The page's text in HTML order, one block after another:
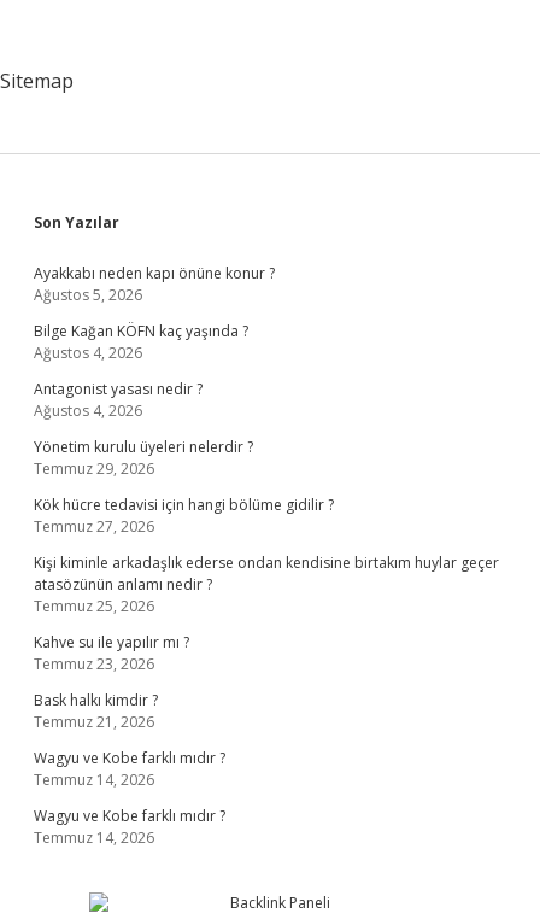
Sitemap
Sidebar
Son Yazılar
Ayakkabı neden kapı önüne konur ?
Ağustos 5, 2026
Bilge Kağan KÖFN kaç yaşında ?
Ağustos 4, 2026
Antagonist yasası nedir ?
Ağustos 4, 2026
Yönetim kurulu üyeleri nelerdir ?
Temmuz 29, 2026
Kök hücre tedavisi için hangi bölüme gidilir ?
Temmuz 27, 2026
Kişi kiminle arkadaşlık ederse ondan kendisine birtakım huylar geçer
atasözünün anlamı nedir ?
Temmuz 25, 2026
Kahve su ile yapılır mı ?
Temmuz 23, 2026
Bask halkı kimdir ?
Temmuz 21, 2026
Wagyu ve Kobe farklı mıdır ?
Temmuz 14, 2026
Wagyu ve Kobe farklı mıdır ?
Temmuz 14, 2026